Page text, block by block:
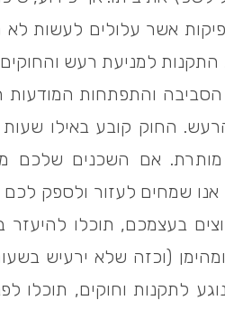
אשר עלולים לעשות
למניעת רעש והחוקים
והתפתחות המודעות
החוק קובע באילו
אם השכנים שלכם
שמחים לעזור ולספק
בעצמכם, תוכלו להיעזר
ומהימן (וכזה שלא ירעיש
לתקנות וחוקים, תוכלו